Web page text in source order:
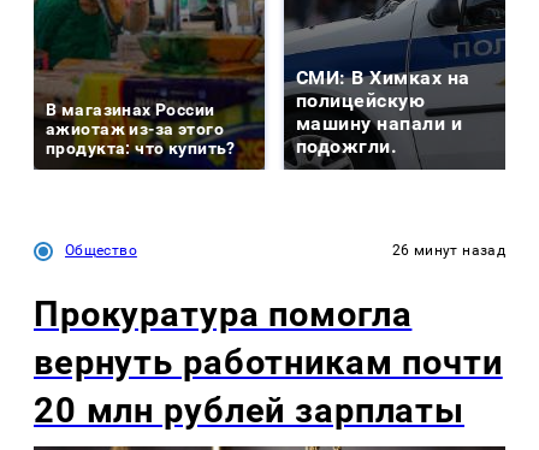
В магазинах России
ажиотаж из-за этого
продукта: что купить?
СМИ: В Химках на
полицейскую
машину напали и
подожгли.
Общество 26 минут назад
Прокуратура помогла
вернуть работникам почти
20 млн рублей зарплаты